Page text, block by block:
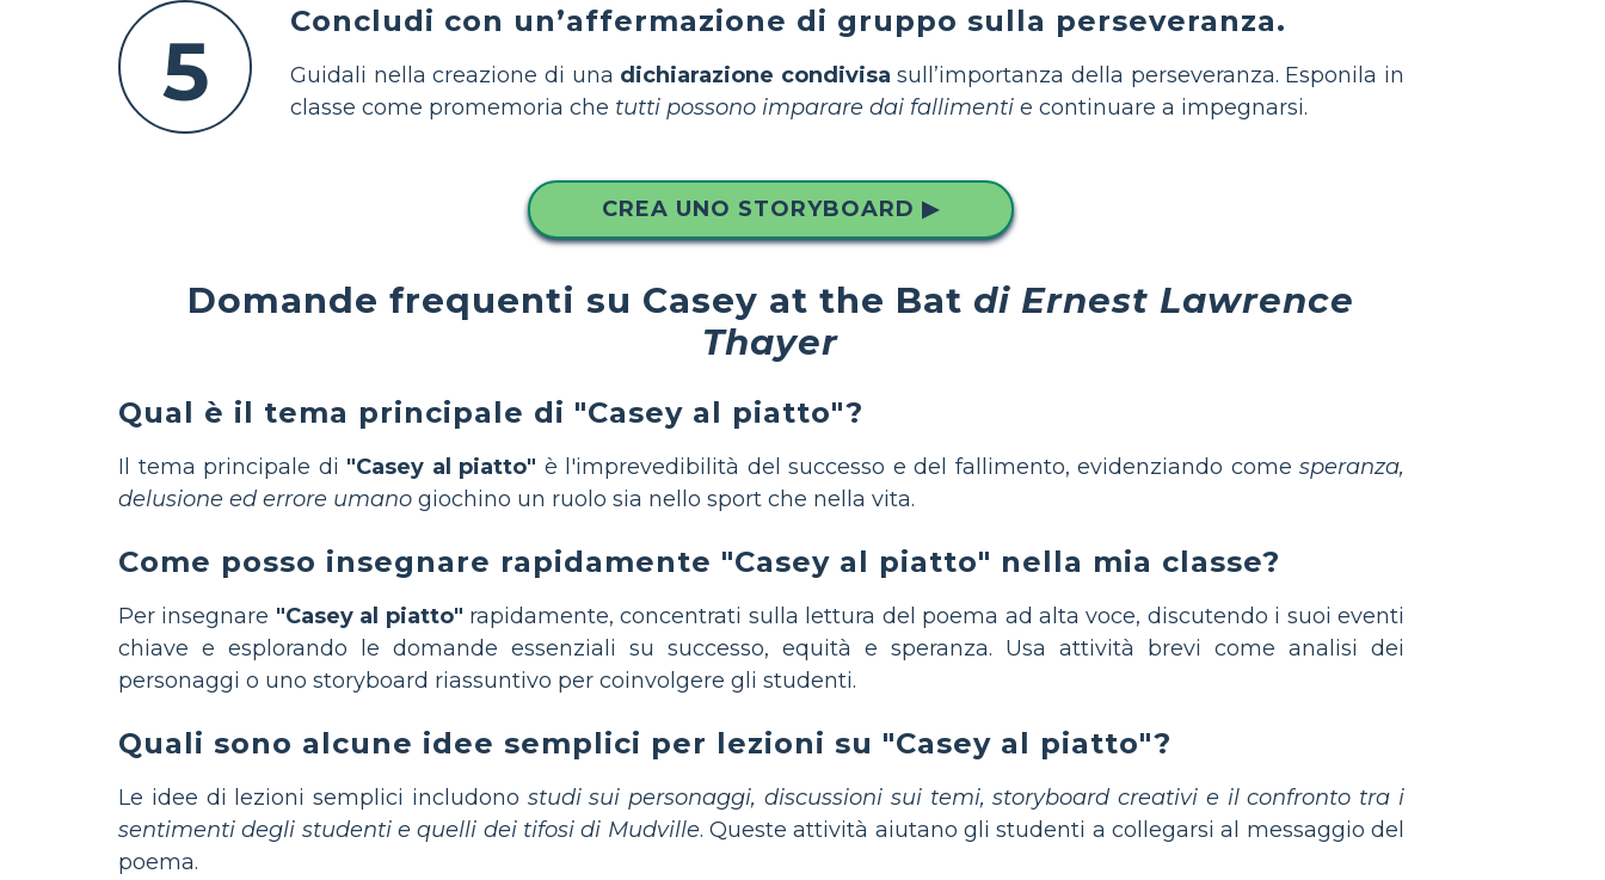
5
Concludi con un’affermazione di gruppo sulla perseveranza.
Guidali nella creazione di una dichiarazione condivisa sull’importanza della perseveranza. Esponila in
classe come promemoria che tutti possono imparare dai fallimenti e continuare a impegnarsi.
CREA UNO STORYBOARD ▶
Domande frequenti su Casey at the Bat di Ernest Lawrence
Thayer
Qual è il tema principale di "Casey al piatto"?
Il tema principale di "Casey al piatto" è l'imprevedibilità del successo e del fallimento, evidenziando come speranza,
delusione ed errore umano giochino un ruolo sia nello sport che nella vita.
Come posso insegnare rapidamente "Casey al piatto" nella mia classe?
Per insegnare "Casey al piatto" rapidamente, concentrati sulla lettura del poema ad alta voce, discutendo i suoi eventi
chiave e esplorando le domande essenziali su successo, equità e speranza. Usa attività brevi come analisi dei
personaggi o uno storyboard riassuntivo per coinvolgere gli studenti.
Quali sono alcune idee semplici per lezioni su "Casey al piatto"?
Le idee di lezioni semplici includono studi sui personaggi, discussioni sui temi, storyboard creativi e il confronto tra i
sentimenti degli studenti e quelli dei tifosi di Mudville. Queste attività aiutano gli studenti a collegarsi al messaggio del
poema.